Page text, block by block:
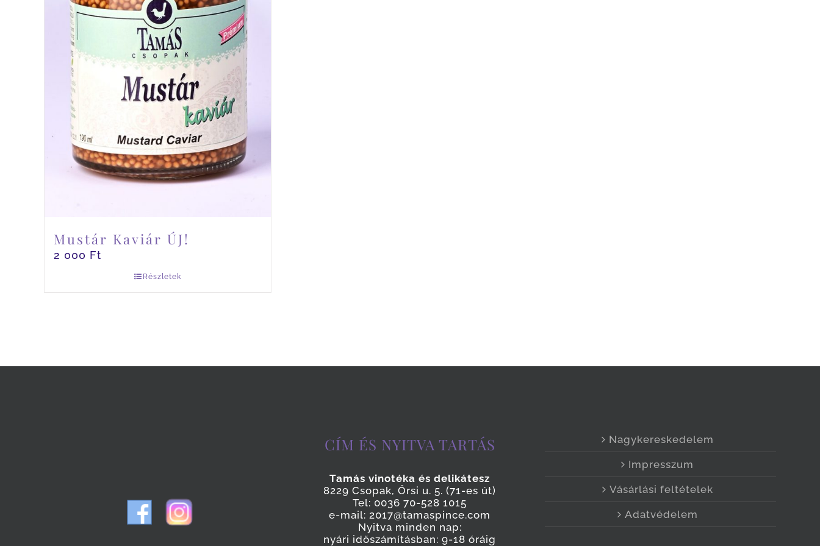
Mustár Kaviár ÚJ!
2 000 Ft
Részletek
CÍM ÉS NYITVA TARTÁS
Tamás vinotéka és delikátesz
8229 Csopak, Őrsi u. 5. (71-es út)
Tel: 0036 70-528 1015
e-mail: 2017@tamaspince.com
Nyitva minden nap:
nyári időszámításban: 9-18 óráig
Nagykereskedelem
Impresszum
Vásárlási feltételek
Adatvédelem